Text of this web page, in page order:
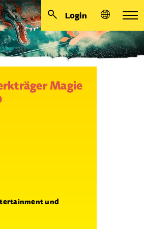
Login
Magie
und